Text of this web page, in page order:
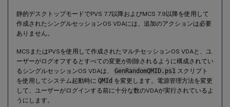
静的デスクトップモードでPVS 7.7以降およびMCS 7.9以降を使用して
作成されたシングルセッションOS VDAには、追加のアクションは必要
ありません。
MCSまたはPVSを使用して作成されたマルチセッションOS VDAと、ユ
ーザーがログオフするとすべての変更が削除されるように構成されてい
るシングルセッションOS VDAは、
GenRandomQMID.ps1 スクリプト
を使用してシステム起動時に QMId を変更します。電源管理方法を変更
して、ユーザーがログインする前に十分な数のVDAが実行されているよ
うにします。